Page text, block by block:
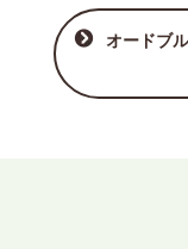
オードブ